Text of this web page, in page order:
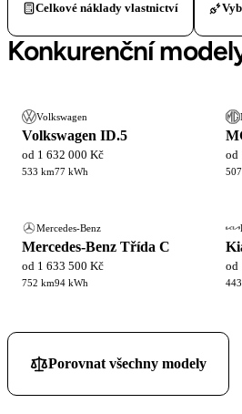
Celkové náklady vlastnictví
Konkurenční
Volkswagen
Volkswagen ID.5
od 1 632 000 Kč
533 km77 kWh
od
Mercedes-Benz
Mercedes-Benz Třída C
od 1 633 500 Kč
752 km94 kWh
od
Porovnat všechny modely